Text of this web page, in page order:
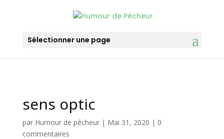
Sélectionner une page
sens optic
par Humour de pêcheur| Mai 31, 2020 | 0
commentaires